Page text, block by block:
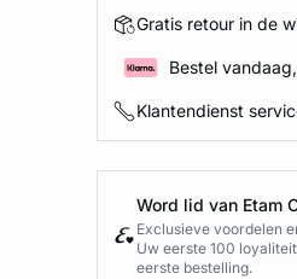
Gratis retour in de
Bestel
Klantendienst
Word lid van Etam
Exclusieve voordelen
Uw eerste 100
eerste bestelling.